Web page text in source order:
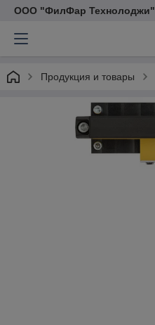
ООО "ФилФар Технолоджи"
Продукция и товары